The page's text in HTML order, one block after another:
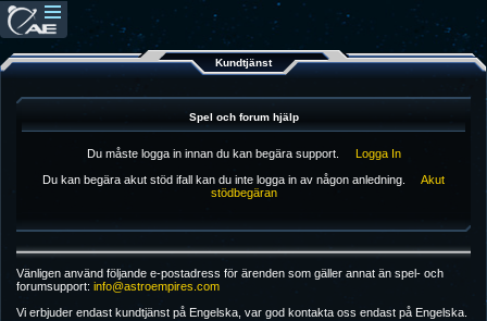
Kundtjänst
Spel och forum hjälp
Du måste logga in innan du kan begära support.
Logga In
Du kan begära akut stöd ifall kan du inte logga in av någon anledning. Akut
stödbegäran
Vänligen använd följande e-postadress för ärenden som gäller annat än spel- och
forumsupport: info@astroempires.com
Vi erbjuder endast kundtjänst på Engelska, var god kontakta oss endast på Engelska.